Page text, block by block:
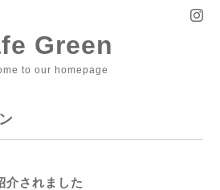
Green
to our homepage
介されました